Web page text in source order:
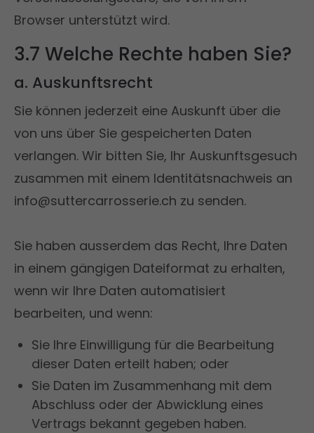
Browser unterstützt wird.
3.7 Welche Rechte haben Sie?
a. Auskunftsrecht
Sie können jederzeit eine Auskunft über die
von uns über Sie gespeicherten Daten
verlangen. Wir bitten Sie, Ihr Auskunftsgesuch
zusammen mit einem Identitätsnachweis an
info@suttercarrosserie.ch zu senden.
Sie haben ausserdem das Recht, Ihre Daten
in einem gängigen Dateiformat zu erhalten,
wenn wir Ihre Daten automatisiert
bearbeiten, und wenn:
Sie Ihre Einwilligung für die Bearbeitung
dieser Daten erteilt haben; oder
Sie Daten im Zusammenhang mit dem
Abschluss oder der Abwicklung eines
Vertrags bekannt gegeben haben.